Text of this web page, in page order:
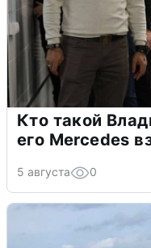
Кто такой
его Mercedes
5 августа 0